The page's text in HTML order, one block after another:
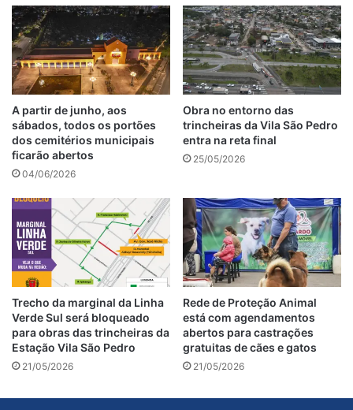
A partir de junho, aos
sábados, todos os portões
dos cemitérios municipais
ficarão abertos
04/06/2026
Obra no entorno das
trincheiras da Vila São Pedro
entra na reta final
25/05/2026
Trecho da marginal da Linha
Verde Sul será bloqueado
para obras das trincheiras da
Estação Vila São Pedro
21/05/2026
Rede de Proteção Animal
está com agendamentos
abertos para castrações
gratuitas de cães e gatos
21/05/2026